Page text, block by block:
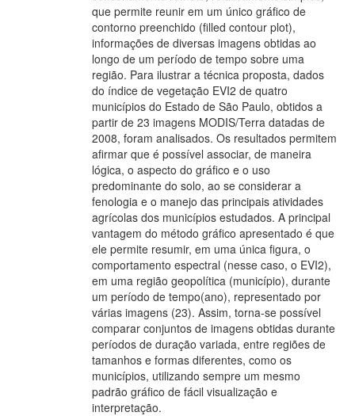
que permite reunir em um único gráfico de
contorno preenchido (filled contour plot),
informações de diversas imagens obtidas ao
longo de um período de tempo sobre uma
região. Para ilustrar a técnica proposta, dados
do índice de vegetação EVI2 de quatro
municípios do Estado de São Paulo, obtidos a
partir de 23 imagens MODIS/Terra datadas de
2008, foram analisados. Os resultados permitem
afirmar que é possível associar, de maneira
lógica, o aspecto do gráfico e o uso
predominante do solo, ao se considerar a
fenologia e o manejo das principais atividades
agrícolas dos municípios estudados. A principal
vantagem do método gráfico apresentado é que
ele permite resumir, em uma única figura, o
comportamento espectral (nesse caso, o EVI2),
em uma região geopolítica (município), durante
um período de tempo(ano), representado por
várias imagens (23). Assim, torna-se possível
comparar conjuntos de imagens obtidas durante
períodos de duração variada, entre regiões de
tamanhos e formas diferentes, como os
municípios, utilizando sempre um mesmo
padrão gráfico de fácil visualização e
interpretação.